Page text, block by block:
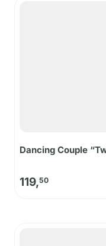
Dancing Couple
119,50